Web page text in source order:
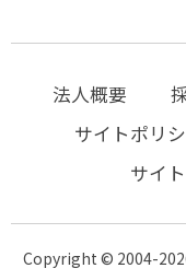
法人概要
サイトポリ
サイ
Copyright © 2004-